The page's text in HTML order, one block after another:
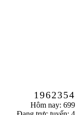
1962354
Hôm nay: 699